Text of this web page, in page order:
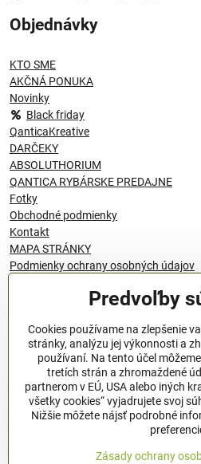
Objednávky
KTO SME
AKČNÁ PONUKA
Novinky
Black friday
QanticaKreative
DARČEKY
ABSOLUTHORIUM
QANTICA RYBÁRSKE PREDAJNE
Fotky
Obchodné podmienky
Kontakt
MAPA STRÁNKY
Podmienky ochrany osobných údajov
© 1996 - 2024 QANTICA
Podmienky ochrany osobných údajov
OBCHODNÉ PODMIENKY
Všeobecné nariadenie o bezpečnosti
Pravidlá spracovania recenzií
Predvoľby
Cookies používame na zlepšenie
stránky, analýzu jej výkonnosti a
používaní. Na tento účel
tretích strán a zhromaždené
partnerom v EÚ, USA alebo iných
všetky cookies“ vyjadrujete svoj
Nižšie môžete nájsť podrobné
Zásady ochrany